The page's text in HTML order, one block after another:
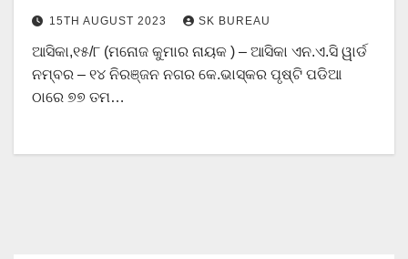
15TH AUGUST 2023 SK BUREAU
ଆସିକା,୧୫/୮ (ମନୋଜ କୁମାର ନାୟକ ) – ଆସିକା ଏନ.ଏ.ସି ୱାର୍ଡ
ନମ୍ବର – ୧୪ ନିରଞ୍ଜନ ନଗର କେ.ଭାସ୍କର ପୃଷ୍ଟି ପଡିଆ
ଠାରେ ୭୭ ତମ…